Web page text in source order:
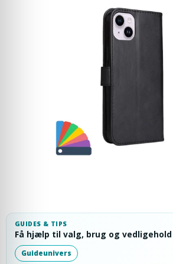
GUIDES & TIPS
Få hjælp til valg, brug og vedligehold
Guideunivers